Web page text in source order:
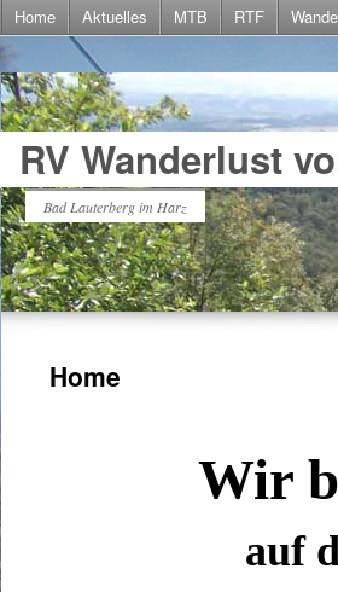
Home Aktuelles MTB RTF
RV Wanderlust
Bad Lauterberg im Harz
Home
Wir
auf